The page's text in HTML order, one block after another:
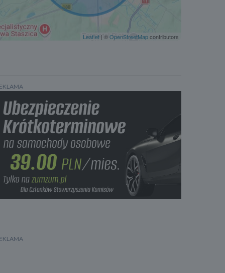
Lampy halogenowe
Leaflet | ©OpenStreetMapcontributors